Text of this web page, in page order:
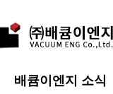
배큠이엔지 소식